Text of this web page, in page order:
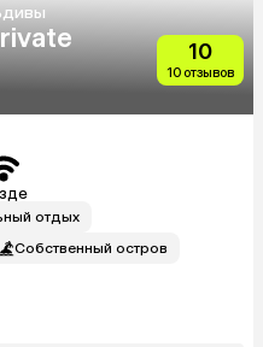
10
10 отзывов
отдых
Собственный остров